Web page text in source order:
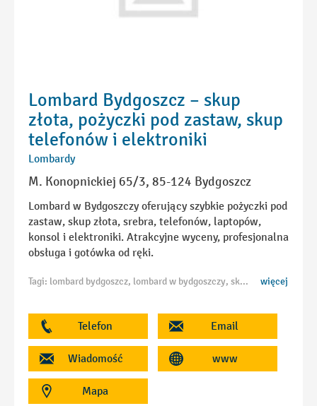
Lombard Bydgoszcz – skup
złota, pożyczki pod zastaw, skup
telefonów i elektroniki
Lombardy
M. Konopnickiej 65/3, 85-124 Bydgoszcz
Lombard w Bydgoszczy oferujący szybkie pożyczki pod
zastaw, skup złota, srebra, telefonów, laptopów,
konsol i elektroniki. Atrakcyjne wyceny, profesjonalna
obsługa i gotówka od ręki.
Tagi: lombard bydgoszcz, lombard w bydgoszczy, skup złota bydgoszcz, skup srebra bydgoszcz, pożyczki pod zastaw bydgoszcz, skup telefonów bydgoszcz, skup elektroniki bydgoszcz, skup laptopów bydgoszcz, skup konsol bydgoszcz, skup biżuterii bydgoszcz, sprzedaż elektroniki bydgoszcz, komis bydgoszcz, skup zegarków bydgoszcz, skup sprzętu RTV bydgoszcz, skup AGD bydgoszcz, lombard złoto bydgoszcz, gotówka od ręki bydgoszcz, zastaw bydgoszcz, skup aparatów fotograficznych bydgoszcz, lombard centrum bydgoszcz, tani lombard bydgoszcz, wycena złota bydgoszcz, skup monet bydgoszcz, skup instrumentów muzycznych bydgoszcz, lombard kujawsko pomorskie więcej
Telefon Email
Wiadomość www
Mapa